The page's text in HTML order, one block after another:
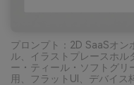
プロンプト：2D SaaSオン
ル、イラストプレースホ
ー・ティール・ソフトグリ
用、フラットUI、デバイ